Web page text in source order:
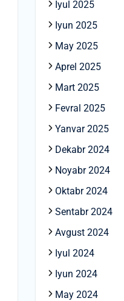
Iyul 2025
Iyun 2025
May 2025
Aprel 2025
Mart 2025
Fevral 2025
Yanvar 2025
Dekabr 2024
Noyabr 2024
Oktabr 2024
Sentabr 2024
Avgust 2024
Iyul 2024
Iyun 2024
May 2024